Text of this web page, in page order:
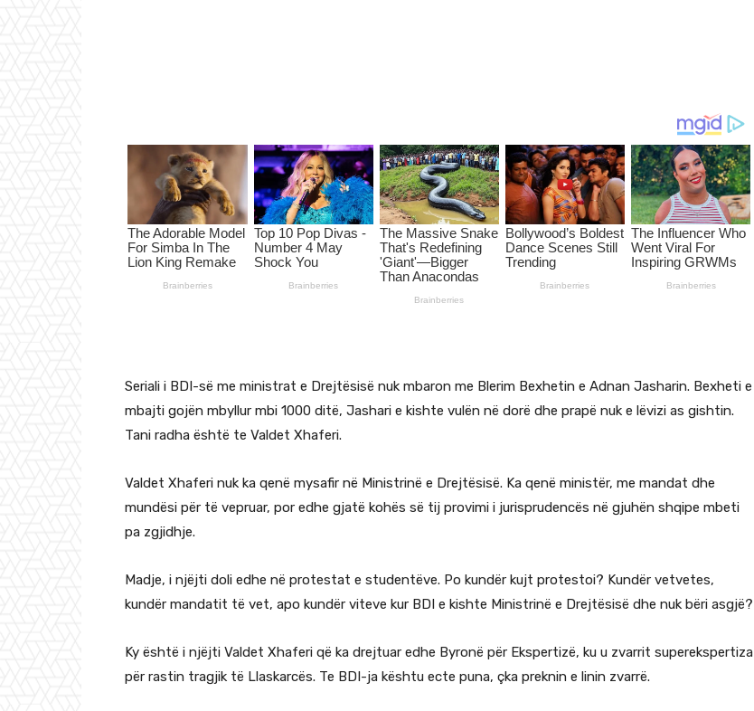
Seriali i BDI-së me ministrat e Drejtësisë nuk mbaron me Blerim Bexhetin e Adnan Jasharin. Bexheti e
mbajti gojën mbyllur mbi 1000 ditë, Jashari e kishte vulën në dorë dhe prapë nuk e lëvizi as gishtin.
Tani radha është te Valdet Xhaferi.
Valdet Xhaferi nuk ka qenë mysafir në Ministrinë e Drejtësisë. Ka qenë ministër, me mandat dhe
mundësi për të vepruar, por edhe gjatë kohës së tij provimi i jurisprudencës në gjuhën shqipe mbeti
pa zgjidhje.
Madje, i njëjti doli edhe në protestat e studentëve. Po kundër kujt protestoi? Kundër vetvetes,
kundër mandatit të vet, apo kundër viteve kur BDI e kishte Ministrinë e Drejtësisë dhe nuk bëri asgjë?
Ky është i njëjti Valdet Xhaferi që ka drejtuar edhe Byronë për Ekspertizë, ku u zvarrit superekspertiza
për rastin tragjik të Llaskarcës. Te BDI-ja kështu ecte puna, çka preknin e linin zvarrë.